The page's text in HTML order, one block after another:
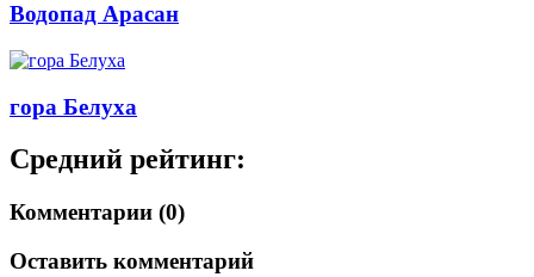
Водопад Арасан
гора Белуха
Средний рейтинг:
Комментарии (0)
Оставить комментарий